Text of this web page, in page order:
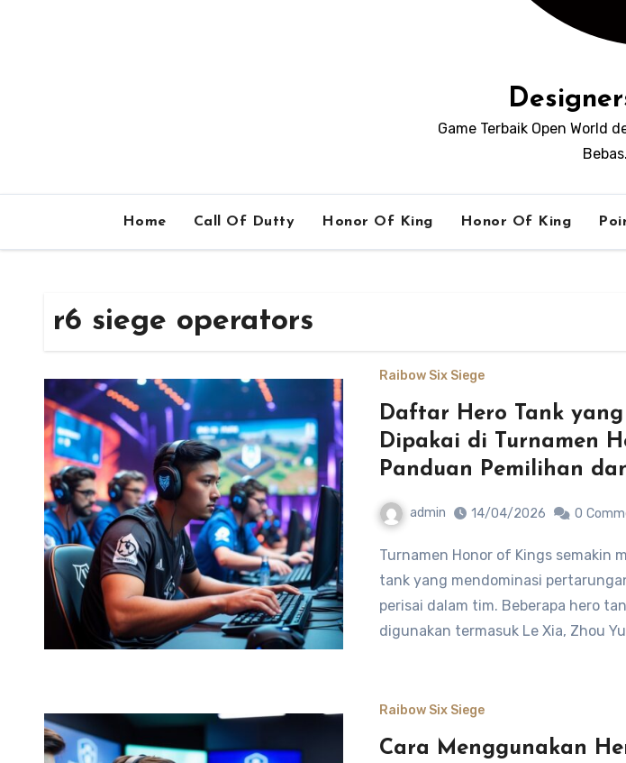
Game Terbaik Open World
Bebas.
Home Call Of Dutty Honor Of King Honor Of King
r6 siege operators
Raibow Six Siege
Daftar Hero Tank
Dipakai di Turnamen
Panduan Pemilihan
admin 14/04/2026 0
Turnamen Honor of Kings semakin menampilkan hero-hero
tank yang mendominasi
perisai dalam tim. Beberapa hero
digunakan termasuk Le Xia, Zhou
Raibow Six Siege
Cara Menggunakan